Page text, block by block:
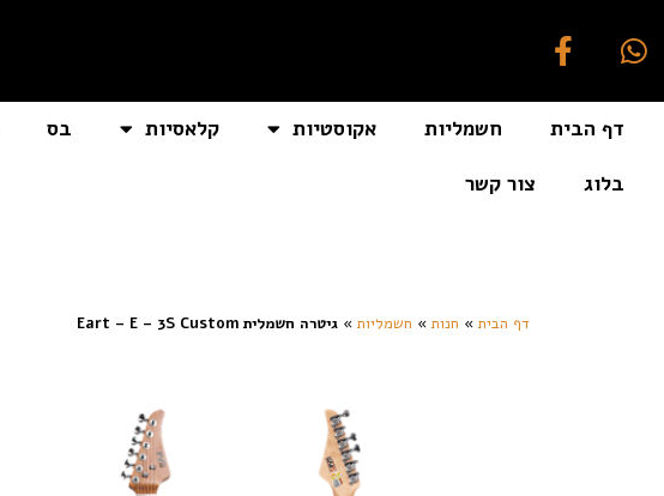
דף הבית חשמליות אקוסטיות קלאסיות בס
בלוג
צור קשר
דף הבית » חנות » חשמליות » גיטרה חשמלית Eart – E – 3S Custom